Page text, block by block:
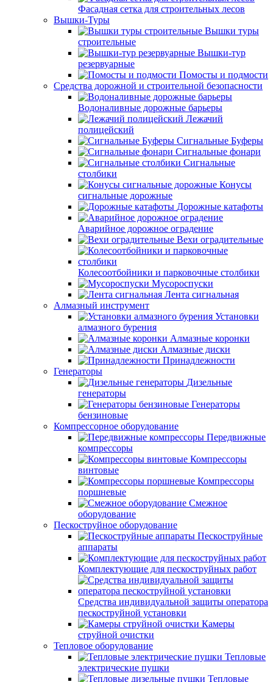
Фасадная сетка для строительных лесов
Вышки-Туры
Вышки туры
строительные
Вышки-тур
резервуарные
Помосты и подмости
Средства дорожной и строительной безопасности
Водоналивные дорожные барьеры
Лежачий
полицейский
Сигнальные Буферы
Сигнальные фонари
Сигнальные
столбики
Конусы
сигнальные дорожные
Дорожные катафоты
Аварийное дорожное оградение
Вехи оградительные
Колесоотбойники и парковочные столбики
Мусороспуски
Лента сигнальная
Алмазный инструмент
Установки
алмазного бурения
Алмазные коронки
Алмазные диски
Принадлежности
Генераторы
Дизельные
генераторы
Генераторы
бензиновые
Компрессорное оборудование
Передвижные
компрессоры
Компрессоры
винтовые
Компрессоры
поршневые
Смежное
оборудование
Пескоструйное оборудование
Пескоструйные
аппараты
Комплектующие для пескоструйных работ
Средства индивидуальной защиты оператора
пескоструйной установки
Камеры
струйной очистки
Тепловое оборудование
Тепловые
электрические пушки
Тепловые